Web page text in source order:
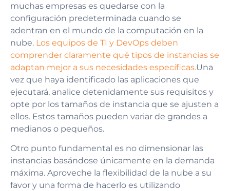
muchas empresas es quedarse con la
configuración predeterminada cuando se
adentran en el mundo de la computación en la
nube. Los equipos de TI y DevOps deben
comprender claramente qué tipos de instancias se
adaptan mejor a sus necesidades específicas.Una
vez que haya identificado las aplicaciones que
ejecutará, analice detenidamente sus requisitos y
opte por los tamaños de instancia que se ajusten a
ellos. Estos tamaños pueden variar de grandes a
medianos o pequeños.
Otro punto fundamental es no dimensionar las
instancias basándose únicamente en la demanda
máxima. Aproveche la flexibilidad de la nube a su
favor y una forma de hacerlo es utilizando